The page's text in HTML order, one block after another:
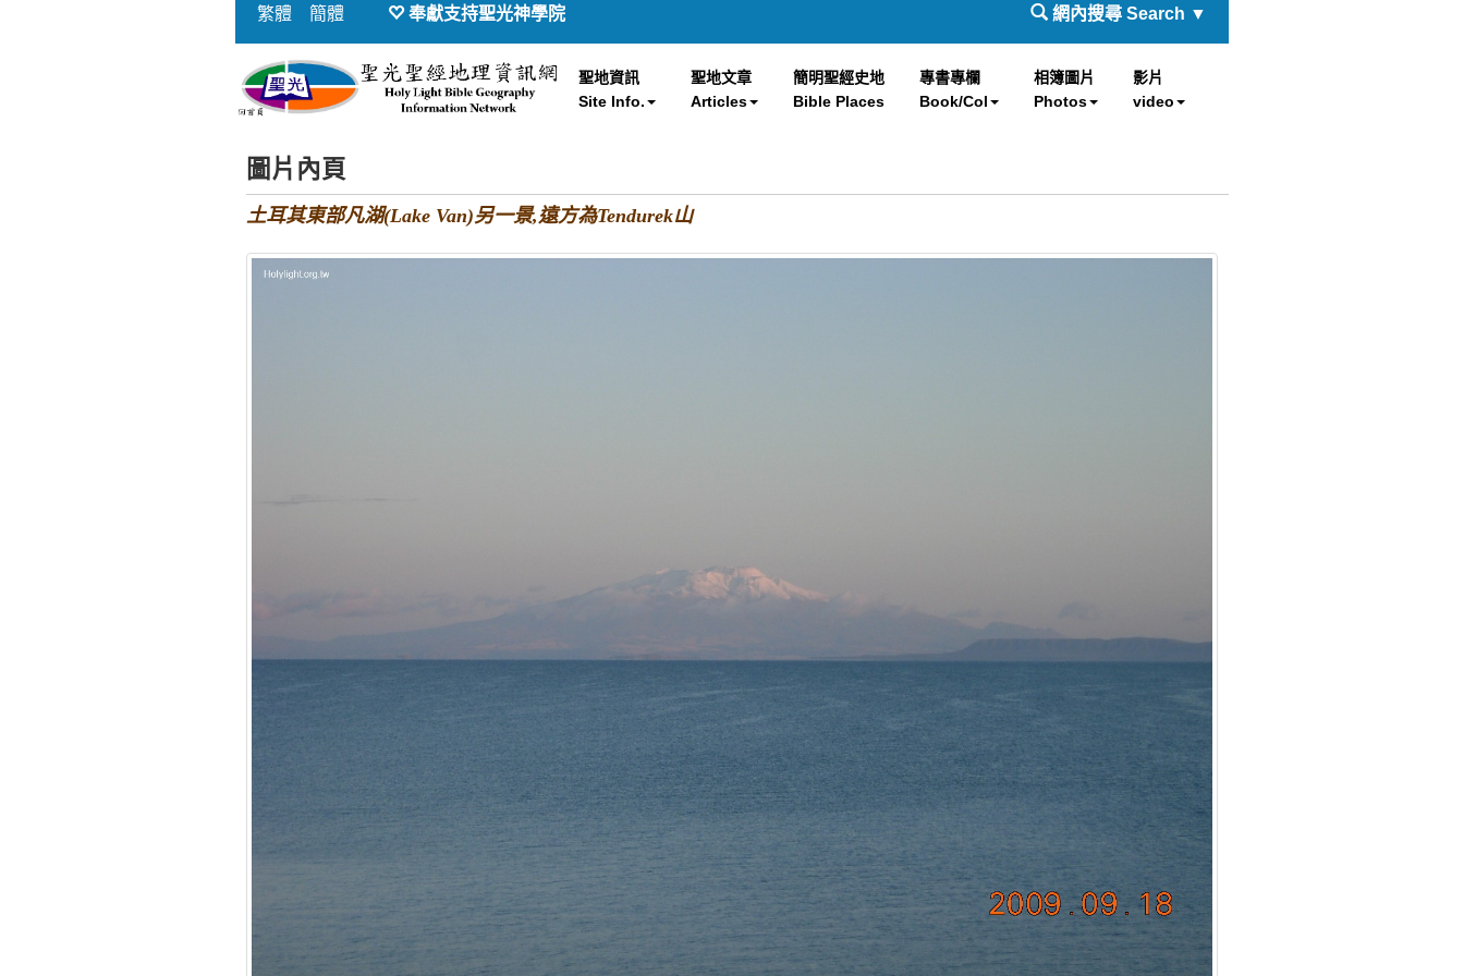
繁體 簡體 奉獻支持聖光神學院 網內搜尋 Search ▼
聖地資訊
Site Info.
聖地文章
Articles
簡明聖經史地
Bible Places
專書專欄
Book/Col
相簿圖片
Photos
影片
video
圖片內頁
土耳其東部凡湖(Lake Van)另一景,遠方為Tendurek山